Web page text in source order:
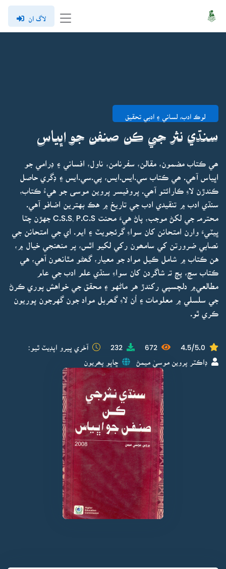
لاگ ان
لوڪ ادب، لساني ۽ ادبي تحقيق
سنڌي نثر جي ڪن صنفن جو اڀياس
ھي ڪتاب مضمون، مقالن، سفرنامن، ناول، افساني ۽ ڊرامي جو
اڀياس آھي. ھي ڪتاب سي.ايس.ايس، پي.سي.ايس ۽ ڊگري حاصل
ڪندڙن لاءِ ڪارائتو آھي. پروفيسر پروين موسى جو هيءُ ڪتاب،
سنڌي ادب ۾ تنقيدي ادب جي تاريخ ۾ هڪ بهترين اضافو آهي.
محترمہ جي لکڻ موجب، پاڻ هيءَ محنت C.S.S, P.C.S جهڙن چٽا
ڀيٽيءَ وارن امتحانن کان سواءِ گرئجويٽ ۽ ايم. اي جي امتحانن جي
نصابي ضرورتن کي سامھون رکي لکيو اٿس، پر منھنجي خيال ۾،
هن ڪتاب ۾ شامل ڪيل مواد جو معيار، گھڻو مٿانھون آهي، هي
ڪتاب سچ، پچ تہ شاگردن کان سواءِ سنڌي علم ادب جي عام
مطالعي۾ دلچسپي رکندڙ هر ماڻهو ۽ محقق جي خواهش پوري ڪرڻ
جي سلسلي ۾ معلومات ۽ اُن لاءِ گھربل مواد جون گهرجون پوريون
ڪري ٿو.
4.5/5.0
672
232 آخري ڀيرو اپڊيٽ ٿيو:
ڊاڪٽر پروين موسيٰ ميمڻ ڇاپو پھريون